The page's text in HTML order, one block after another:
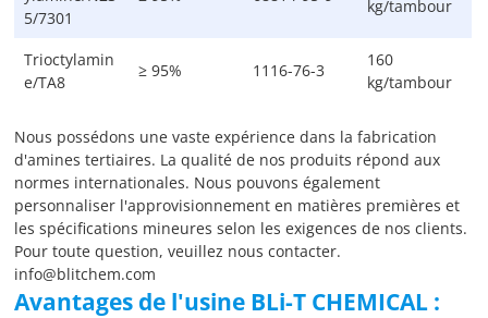
5/7301
kg/tambour
Trioctylamin
e/TA8
≥ 95% 1116-76-3
160
kg/tambour
Nous possédons une vaste expérience dans la fabrication
d'amines tertiaires. La qualité de nos produits répond aux
normes internationales. Nous pouvons également
personnaliser l'approvisionnement en matières premières et
les spécifications mineures selon les exigences de nos clients.
Pour toute question, veuillez nous contacter.
info@blitchem.com
Avantages de l'usine BLi-T CHEMICAL :